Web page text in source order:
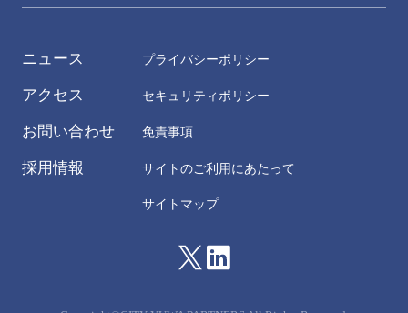
森田豪丈 水谷幸治
パートナー
ニュース
アクセス
お問い合わせ
採用情報
プライバシーポリシー
セキュリティポリシー
免責事項
サイトのご利用にあたって
サイトマップ